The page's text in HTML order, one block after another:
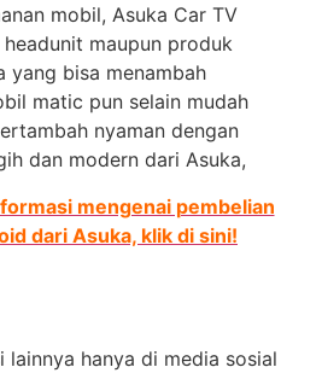
mobil, Asuka Car TV
maupun produk
yang bisa menambah
matic pun selain mudah
nyaman dengan
dan modern dari Asuka,
mengenai pembelian
dari Asuka, klik di sini!
lainnya hanya di media sosial